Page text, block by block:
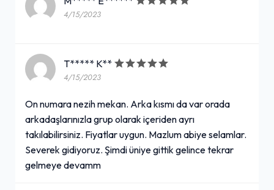
4/15/2023
T***** K**
4/15/2023
On numara nezih mekan. Arka kısmı da var orada
arkadaşlarınızla grup olarak içeriden ayrı
takılabilirsiniz. Fiyatlar uygun. Mazlum abiye selamlar.
Severek gidiyoruz. Şimdi üniye gittik gelince tekrar
gelmeye devamm